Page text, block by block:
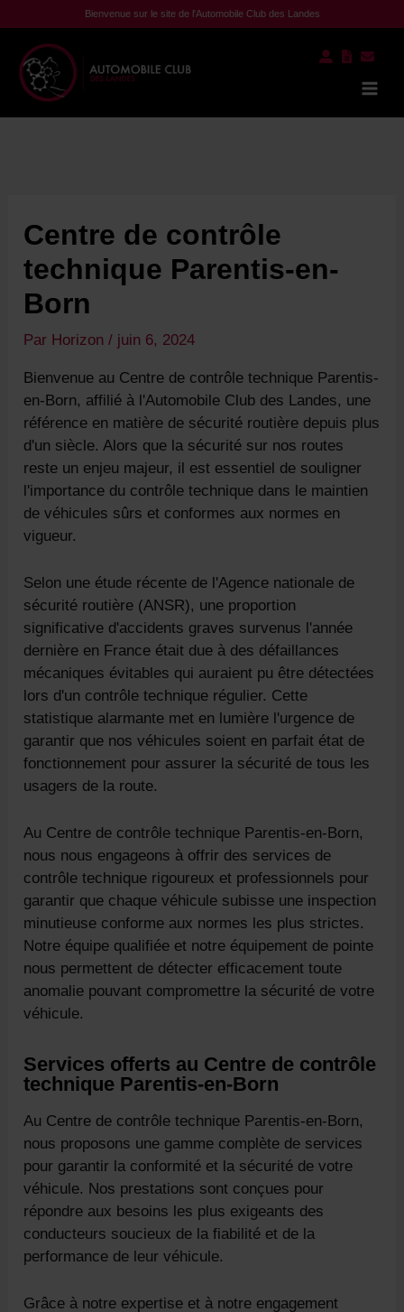
au
contenu
Bienvenue sur le site de l'Automobile Club des Landes
Centre de contrôle
technique Parentis-en-
Born
Par Horizon/ juin 6, 2024
Bienvenue au Centre de contrôle technique Parentis-
en-Born, affilié à l'Automobile Club des Landes, une
référence en matière de sécurité routière depuis plus
d'un siècle. Alors que la sécurité sur nos routes
reste un enjeu majeur, il est essentiel de souligner
l'importance du contrôle technique dans le maintien
de véhicules sûrs et conformes aux normes en
vigueur.
Selon une étude récente de l'Agence nationale de
sécurité routière (ANSR), une proportion
significative d'accidents graves survenus l'année
dernière en France était due à des défaillances
mécaniques évitables qui auraient pu être détectées
lors d'un contrôle technique régulier. Cette
statistique alarmante met en lumière l'urgence de
garantir que nos véhicules soient en parfait état de
fonctionnement pour assurer la sécurité de tous les
usagers de la route.
Au Centre de contrôle technique Parentis-en-Born,
nous nous engageons à offrir des services de
contrôle technique rigoureux et professionnels pour
garantir que chaque véhicule subisse une inspection
minutieuse conforme aux normes les plus strictes.
Notre équipe qualifiée et notre équipement de pointe
nous permettent de détecter efficacement toute
anomalie pouvant compromettre la sécurité de votre
véhicule.
Services offerts au Centre de contrôle
technique Parentis-en-Born
Au Centre de contrôle technique Parentis-en-Born,
nous proposons une gamme complète de services
pour garantir la conformité et la sécurité de votre
véhicule. Nos prestations sont conçues pour
répondre aux besoins les plus exigeants des
conducteurs soucieux de la fiabilité et de la
performance de leur véhicule.
Grâce à notre expertise et à notre engagement